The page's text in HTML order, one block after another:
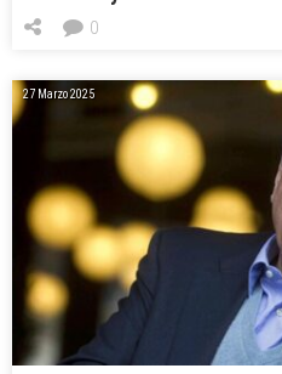
0
27 Marzo 2025